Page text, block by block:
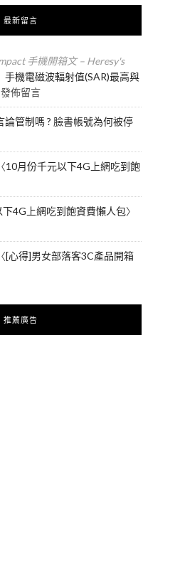
最新留言
手機開箱文 – Heresy's
手機電磁波輻射值(SAR)最高與
佈留言
論管制嗎 ? 臉書帳號為何被停
10月份千元以下4G上網吃到飽
4G上網吃到飽資費懶人包〉
[心得]男女部落客3C產品開箱
推薦廣告